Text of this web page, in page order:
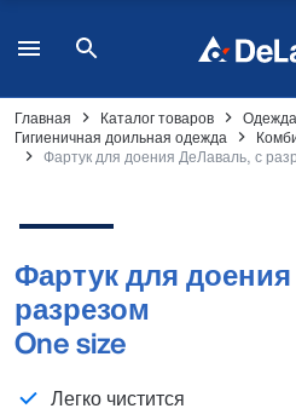
Главная Каталог товаров
Одежда
Гигиеничная доильная одежда
Фартук для доения ДеЛаваль, с
Фартук для
разрезом
One size
Легко чистится